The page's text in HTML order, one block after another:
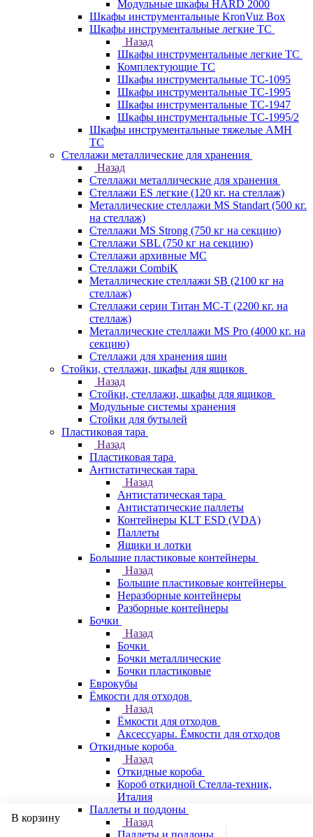
Модульные шкафы HARD 2000
Шкафы инструментальные KronVuz Box
Шкафы инструментальные легкие ТС
Назад
Шкафы инструментальные легкие ТС
Комплектующие ТС
Шкафы инструментальные TC-1095
Шкафы инструментальные TC-1995
Шкафы инструментальные ТС-1947
Шкафы инструментальные ТС-1995/2
Шкафы инструментальные тяжелые AMH
TC
Стеллажи металлические для хранения
Назад
Стеллажи металлические для хранения
Стеллажи ES легкие (120 кг. на стеллаж)
Металлические стеллажи MS Standart (500 кг.
на стеллаж)
Стеллажи MS Strong (750 кг на секцию)
Стеллажи SBL (750 кг на секцию)
Стеллажи архивные МС
Стеллажи CombiK
Металлические стеллажи SB (2100 кг на
стеллаж)
Стеллажи серии Титан МС-Т (2200 кг. на
стеллаж)
Металлические стеллажи MS Pro (4000 кг. на
секцию)
Стеллажи для хранения шин
Стойки, стеллажи, шкафы для ящиков
Назад
Стойки, стеллажи, шкафы для ящиков
Модульные системы хранения
Стойки для бутылей
Пластиковая тара
Назад
Пластиковая тара
Антистатическая тара
Назад
Антистатическая тара
Антистатические паллеты
Контейнеры KLT ESD (VDA)
Паллеты
Ящики и лотки
Большие пластиковые контейнеры
Назад
Большие пластиковые контейнеры
Неразборные контейнеры
Разборные контейнеры
Бочки
Назад
Бочки
Бочки металлические
Бочки пластиковые
Еврокубы
Ёмкости для отходов
Назад
Ёмкости для отходов
Аксессуары. Ёмкости для отходов
Откидные короба
Назад
Откидные короба
Короб откидной Стелла-техник,
Италия
Паллеты и поддоны
Назад
Паллеты и поддоны
В корзину